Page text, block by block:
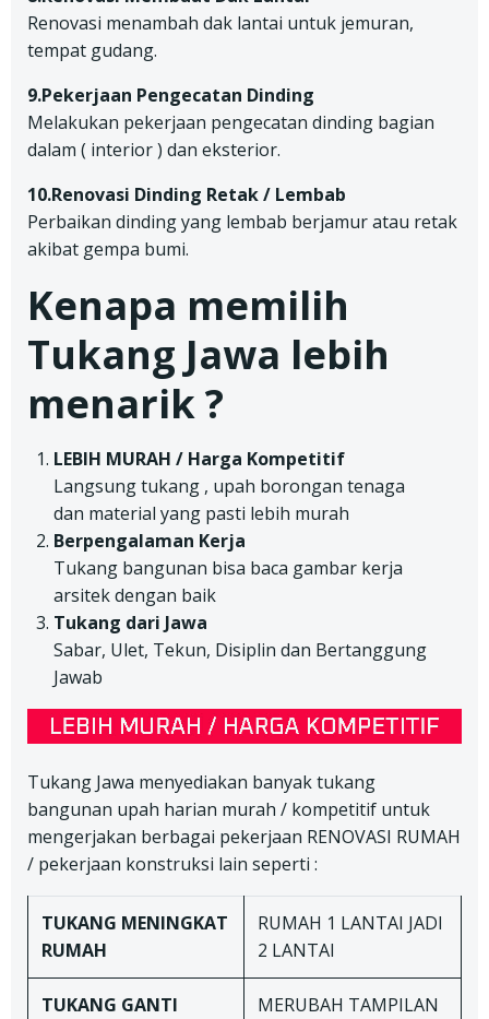
Renovasi menambah dak lantai untuk jemuran,
tempat gudang.
9.Pekerjaan Pengecatan Dinding
Melakukan pekerjaan pengecatan dinding bagian
dalam ( interior ) dan eksterior.
10.Renovasi Dinding Retak / Lembab
Perbaikan dinding yang lembab berjamur atau retak
akibat gempa bumi.
Kenapa memilih
Tukang Jawa lebih
menarik ?
LEBIH MURAH / Harga Kompetitif
Langsung tukang , upah borongan tenaga
dan material yang pasti lebih murah
Berpengalaman Kerja
Tukang bangunan bisa baca gambar kerja
arsitek dengan baik
Tukang dari Jawa
Sabar, Ulet, Tekun, Disiplin dan Bertanggung
Jawab
Tukang Jawa menyediakan banyak tukang
bangunan upah harian murah / kompetitif untuk
mengerjakan berbagai pekerjaan RENOVASI RUMAH
/ pekerjaan konstruksi lain seperti :
TUKANG MENINGKAT
RUMAH
RUMAH 1 LANTAI JADI
2 LANTAI
TUKANG GANTI MERUBAH TAMPILAN